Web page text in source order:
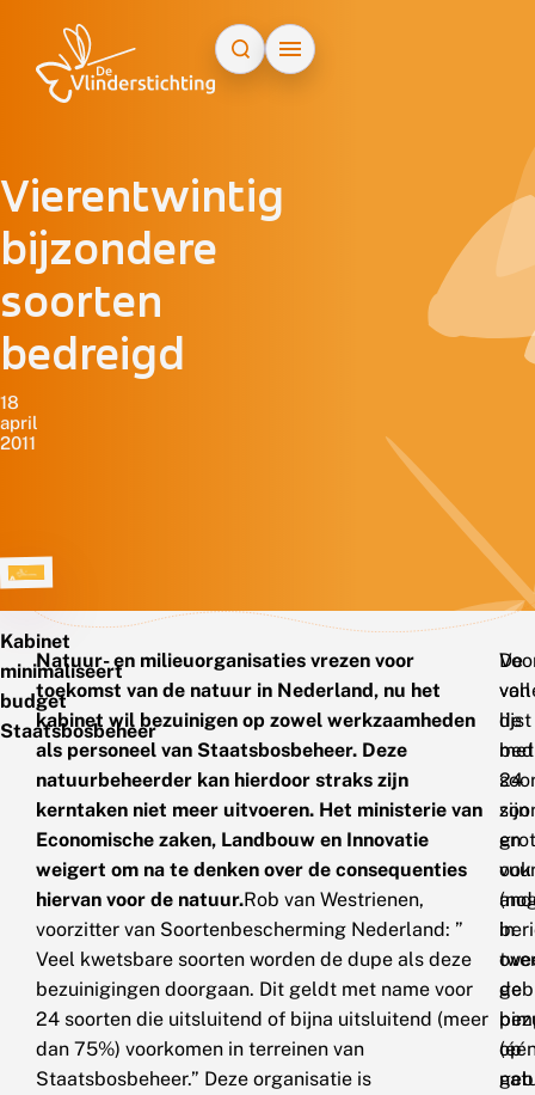
Vierentwintig
bijzondere
soorten
bedreigd
18
april
2011
Kabinet
minimaliseert
budget
Staatsbosbeheer
Natuur- en milieuorganisaties vrezen voor
toekomst van de natuur in Nederland, nu het
kabinet wil bezuinigen op zowel werkzaamheden
als personeel van Staatsbosbeheer. Deze
natuurbeheerder kan hierdoor straks zijn
kerntaken niet meer uitvoeren. Het ministerie van
Economische zaken, Landbouw en Innovatie
weigert om na te denken over de consequenties
hiervan voor de natuur.Rob van Westrienen,
voorzitter van Soortenbescherming Nederland: ”
Veel kwetsbare soorten worden de dupe als deze
bezuinigingen doorgaan. Dit geldt met name voor
24 soorten die uitsluitend of bijna uitsluitend (meer
dan 75%) voorkomen in terreinen van
Staatsbosbeheer.” Deze organisatie is
van
de
zijn
in
De
lijst
met
24
en
ook
de
op